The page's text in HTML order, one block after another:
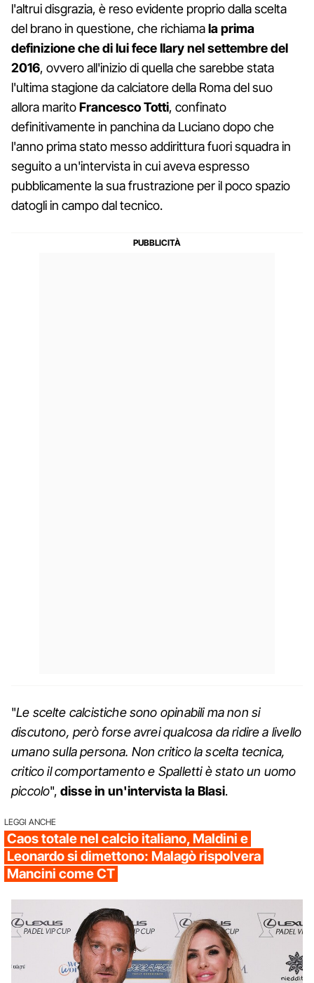
l'altrui disgrazia, è reso evidente proprio dalla scelta
del brano in questione, che richiamala prima
definizione che di lui fece Ilary nel settembre del
2016, ovvero all'inizio di quella che sarebbe stata
l'ultima stagione da calciatore della Roma del suo
allora maritoFrancesco Totti, confinato
definitivamente in panchina da Luciano dopo che
l'anno prima stato messo addirittura fuori squadra in
seguito a un'intervista in cui aveva espresso
pubblicamente la sua frustrazione per il poco spazio
datogli in campo dal tecnico.
"Le scelte calcistiche sono opinabili ma non si
discutono, però forse avrei qualcosa da ridire a livello
umano sulla persona. Non critico la scelta tecnica,
critico il comportamento e Spalletti è stato un uomo
piccolo",disse in un'intervista la Blasi.
LEGGI ANCHE
Caos totale nel calcio italiano, Maldini e
Leonardo si dimettono: Malagò rispolvera
Mancini come CT